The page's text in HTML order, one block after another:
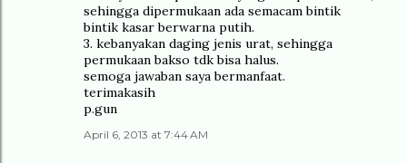
sehingga dipermukaan ada semacam bintik
bintik kasar berwarna putih.
3. kebanyakan daging jenis urat, sehingga
permukaan bakso tdk bisa halus.
semoga jawaban saya bermanfaat.
terimakasih
p.gun
April 6, 2013 at 7:44 AM